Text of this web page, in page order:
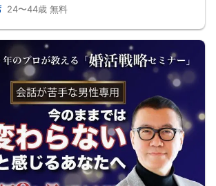
セミナー終了後発生したトラブルには一切関与いたしま
遠慮ください。日本語での円滑なコミュニケーションが
(For Japanese people only)
24〜44歳 無料